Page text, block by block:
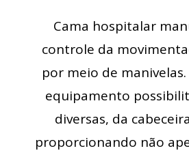
Cama hospitalar
controle da
por meio de
equipamento
diversas, da
proporcionando não